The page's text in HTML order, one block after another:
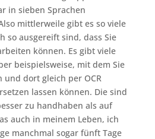
in sieben Sprachen
mittlerweile gibt es so viele
so ausgereift sind, dass Sie
können. Es gibt viele
beispielsweise, mit dem Sie
und dort gleich per OCR
lassen können. Die sind
zu handhaben als auf
auch in meinem Leben, ich
manchmal sogar fünft Tage